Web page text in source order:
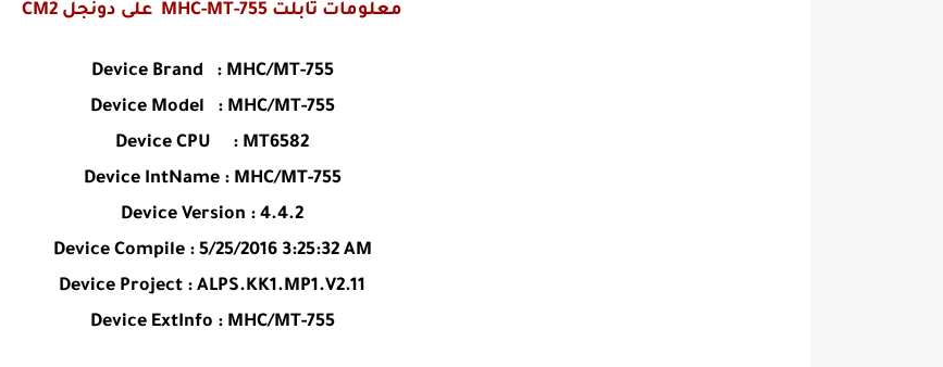
معلومات تابلت MHC-MT-755 على دونجل CM2
Device Brand : MHC/MT-755
Device Model : MHC/MT-755
Device CPU : MT6582
Device IntName : MHC/MT-755
Device Version : 4.4.2
Device Compile : 5/25/2016 3:25:32 AM
Device Project : ALPS.KK1.MP1.V2.11
Device ExtInfo : MHC/MT-755